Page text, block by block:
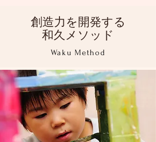
創造力を開発する
和久メソッド
Waku Method